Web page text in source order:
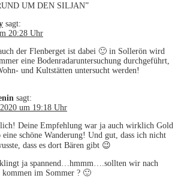
UM DEN SILJAN”
sagt:
20:28 Uhr
der Flenberget ist dabei 🙂 in Sollerön wird
eine Bodenradaruntersuchung durchgeführt,
und Kultstätten untersucht werden!
sagt:
um 19:18 Uhr
Deine Empfehlung war ja auch wirklich Gold
schöne Wanderung! Und gut, dass ich nicht
dass es dort Bären gibt 😉
ja spannend…hmmm….sollten wir nach
kommen im Sommer ? 🙂